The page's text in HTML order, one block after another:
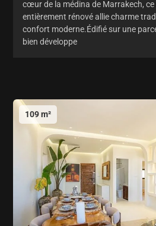
cœur de la médina de Marrakech,
entièrement rénové allie charme
confort moderne.Édifié sur une
bien développe
109 m²